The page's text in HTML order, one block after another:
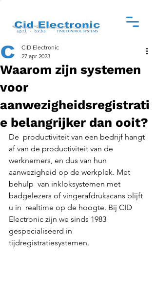
Waarom zijn systemen
voor
aanwezigheidsregistrati
e belangrijker dan ooit?
CID Electronic
27 apr 2023
De  productiviteit van een bedrijf hangt
af van de productiviteit van de
werknemers, en dus van hun
aanwezigheid op de werkplek. Met
behulp  van inkloksystemen met
badgelezers of vingerafdrukscans blijft
u in  realtime op de hoogte. Bij CID
Electronic zijn we sinds 1983
gespecialiseerd in
tijdregistratiesystemen.